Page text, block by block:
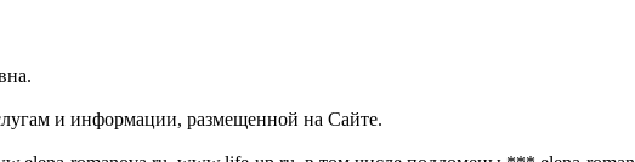
и информации, размещенной на Сайте.